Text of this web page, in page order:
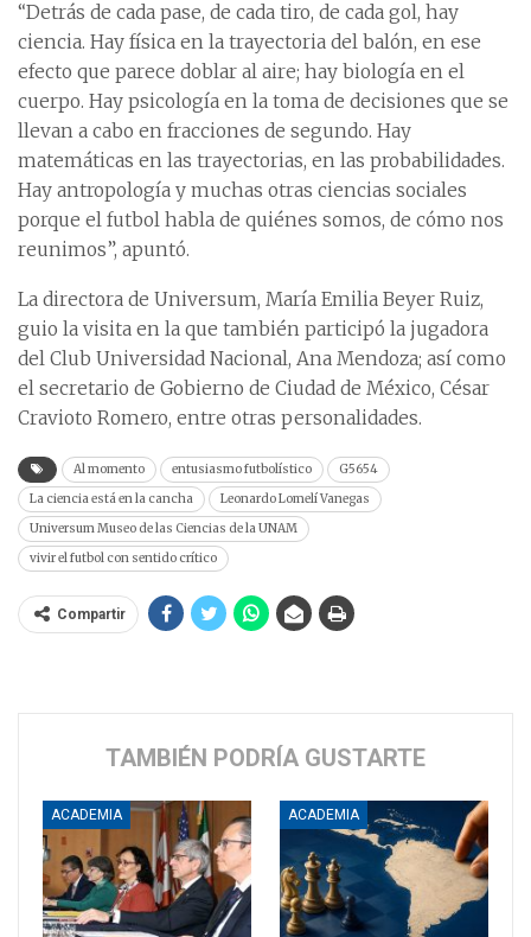
“Detrás de cada pase, de cada tiro, de cada gol, hay
ciencia. Hay física en la trayectoria del balón, en ese
efecto que parece doblar al aire; hay biología en el
cuerpo. Hay psicología en la toma de decisiones que se
llevan a cabo en fracciones de segundo. Hay
matemáticas en las trayectorias, en las probabilidades.
Hay antropología y muchas otras ciencias sociales
porque el futbol habla de quiénes somos, de cómo nos
reunimos”, apuntó.
La directora de Universum, María Emilia Beyer Ruiz,
guio la visita en la que también participó la jugadora
del Club Universidad Nacional, Ana Mendoza; así como
el secretario de Gobierno de Ciudad de México, César
Cravioto Romero, entre otras personalidades.
Al momento entusiasmo futbolístico
G5654
La ciencia está en la cancha
Leonardo Lomelí Vanegas
Universum Museo de las Ciencias de la UNAM
vivir el futbol con sentido crítico
Compartir
TAMBIÉN PODRÍA GUSTARTE
ACADEMIA ACADEMIA